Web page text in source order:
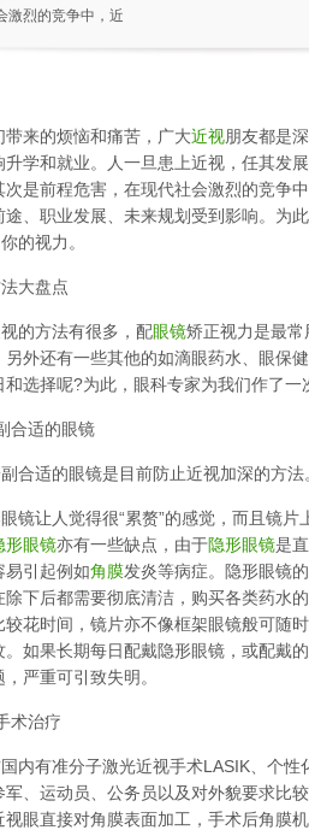
激烈的竞争中，近
带来的烦恼和痛苦，广大近视朋友都是
升学和就业。人一旦患上近视，任其发
次是前程危害，在现代社会激烈的竞争
途、职业发展、未来规划受到影响。为
的视力。
大盘点
方法有很多，配眼镜矫正视力是最常
另外还有一些其他的如滴眼药水、眼保
选择呢?为此，眼科专家为我们作了一
适的眼镜
适的眼镜是目前防止近视加深的方法
让人觉得很“累赘”的感觉，而且镜片
形眼镜亦有一些缺点，由于隐形眼镜是
易引起例如角膜发炎等病症。隐形眼镜
下后都需要彻底清洁，购买各类药水
较花时间，镜片亦不像框架眼镜般可随
。如果长期每日配戴隐形眼镜，或配戴
严重可引致失明。
治疗
有准分子激光近视手术LASIK、个性
、运动员、公务员以及对外貌要求比
眼直接对角膜表面加工，手术后角膜